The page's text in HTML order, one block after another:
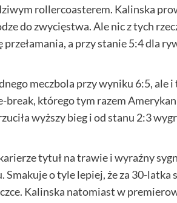
rollercoasterem. Kalinska
do zwycięstwa. Ale nic z tych
a przy stanie 5:4 dla
meczbola przy wyniku 6:5, ale
break, którego tym razem
wyższy bieg i od stanu 2:3
tytuł na trawie i wyraźny
o tyle lepiej, że za 30-
Kalinska natomiast w